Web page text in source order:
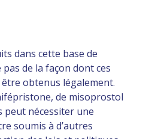
dans cette base de
de la façon dont ces
obtenus légalement.
de misoprostol
peut nécessiter une
soumis à d’autres